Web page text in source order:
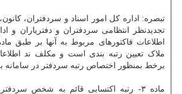
تبصره: اداره کل امور اسناد و سردفتران، کانون،
تجدیدنظر انتظامی سردفتران و دفتریاران و
ملاک تعیین رتبه بندی است و مکلف ند
برخط بمنظور اختصاص رتبه سردفتر در سامانه بن
ماده ۳- رتبه اکتسابی قائم به شخص